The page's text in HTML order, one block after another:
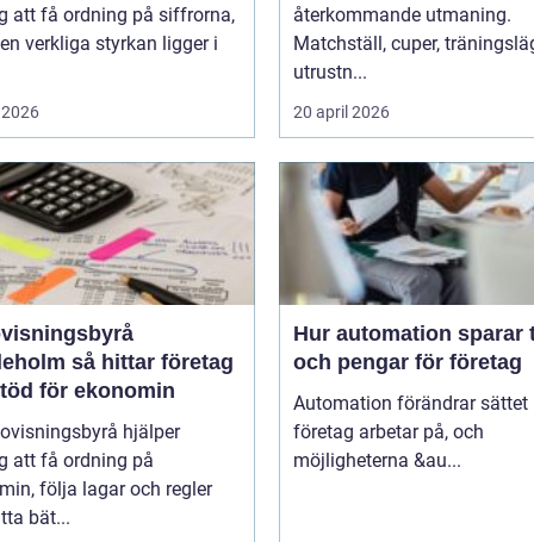
att få ordning på siffrorna,
verkliga styrkan ligger i
återkommande utmaning.
Matchställ, cuper,
utrustn...
20 april 2026
hittar företag
för ekonomin
hjälper
att få ordning på
följa lagar och regler
bät...
Hur automation sparar
och pengar för företag
Automation förändrar sättet
företag arbetar på, och
möjligheterna &au...